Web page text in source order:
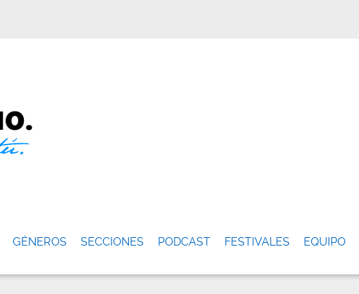
GÉNEROS SECCIONES PODCAST FESTIVALES EQUIPO